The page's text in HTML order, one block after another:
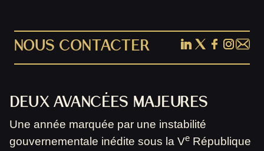
NOUS CONTACTER
DEUX AVANCÉES MAJEURES
Une année marquée par une instabilité
gouvernementale inédite sous la Ve République